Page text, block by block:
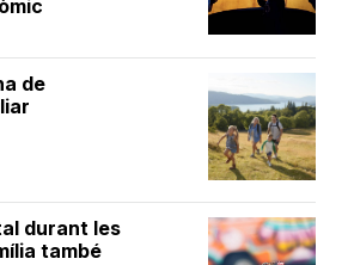
de
durant les
també